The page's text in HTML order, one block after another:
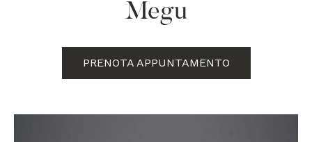
Megu
PRENOTA APPUNTAMENTO